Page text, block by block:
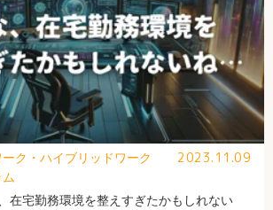
在宅勤務環境を整えすぎたかもしれない
ク・ハイブリッドワーク
2023.11.09